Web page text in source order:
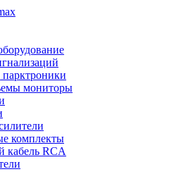
мониторы
комплекты
RCA